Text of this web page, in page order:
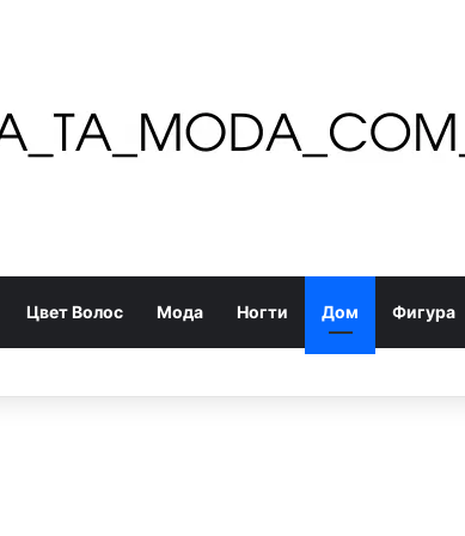
Цвет Волос Мода Ногти Дом Фигура